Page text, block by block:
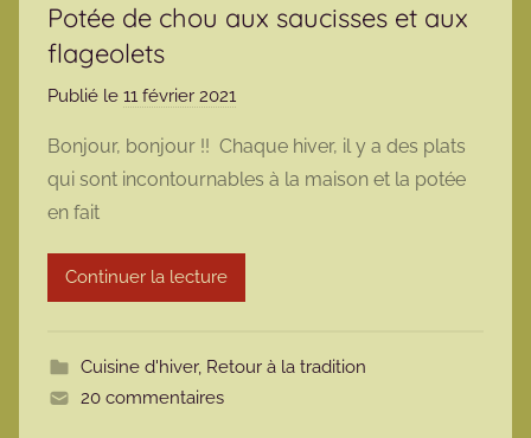
Potée de chou aux saucisses et aux
flageolets
Publié le 11 février 2021
r
m
r
t
Bonjour, bonjour !! Chaque hiver, il y a des plats
qui sont incontournables à la maison et la potée
en fait
Continuer la lecture
Cuisine d'hiver, Retour à la tradition
20 commentaires